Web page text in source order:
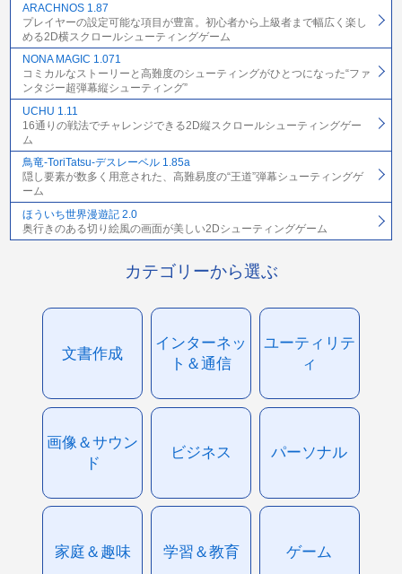
ARACHNOS 1.87
プレイヤーの設定可能な項目が豊富。初心者から上級者まで幅広く楽し
める2D横スクロールシューティングゲーム
NONA MAGIC 1.071
コミカルなストーリーと高難度のシューティングがひとつになった“ファ
ンタジー超弾幕縦シューティング”
UCHU 1.11
16通りの戦法でチャレンジできる2D縦スクロールシューティングゲー
ム
鳥竜-ToriTatsu-デスレーベル 1.85a
隠し要素が数多く用意された、高難易度の“王道”弾幕シューティングゲ
ーム
ほういち世界漫遊記 2.0
奥行きのある切り絵風の画面が美しい2Dシューティングゲーム
カテゴリーから選ぶ
文書作成
インターネッ
ト＆通信
ユーティリテ
ィ
画像＆サウン
ド
ビジネス パーソナル
家庭＆趣味 学習＆教育 ゲーム